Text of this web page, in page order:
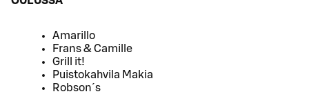
Amarillo
Frans & Camille
Grill it!
Puistokahvila Makia
Robson´s